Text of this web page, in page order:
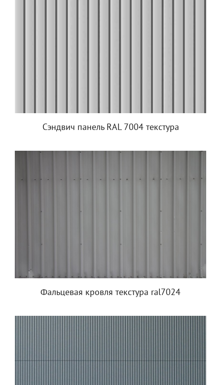
Сэндвич панель RAL 7004 текстура
Фальцевая кровля текстура ral7024